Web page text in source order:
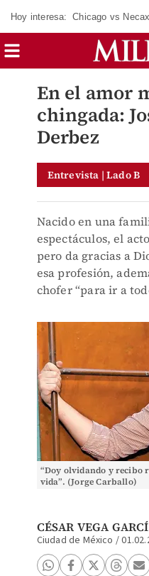
Hoy interesa: Chicago vs
En el amor
chingada:
Derbez
Entrevista | Lado B
Nacido en una
espectáculos, el
pero da gracias a
esa profesión,
chofer “para ir a
“Doy olvidando y recibo
vida”. (Jorge Carballo)
CÉSAR VEGA
Ciudad de México /